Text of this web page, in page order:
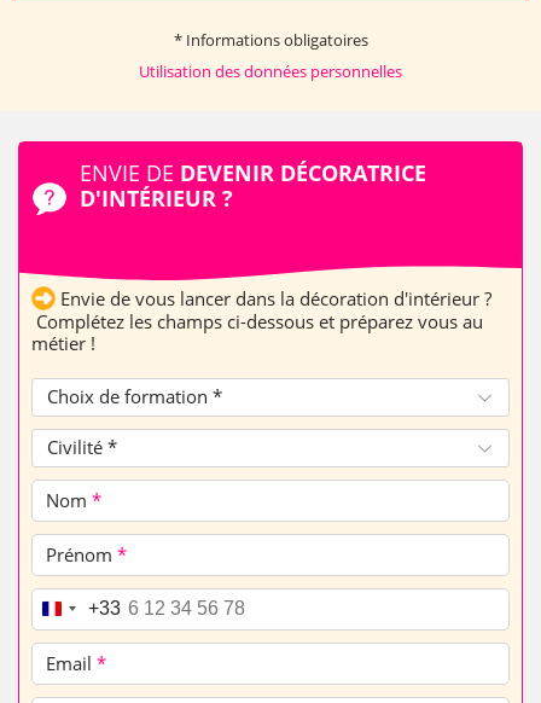
* Informations obligatoires
Utilisation des données personnelles
ENVIE DE DEVENIR DÉCORATRICE
D'INTÉRIEUR ?
Envie de vous lancer dans la décoration d'intérieur ?
​ Complétez les champs ci-dessous et préparez vous au
métier !
Choix de formation *
Civilité *
Nom *
Prénom *
Téléphone *
+33
Email *